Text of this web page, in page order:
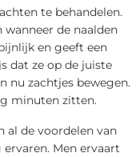
te behandelen.
de naalden
en geeft een
dat ze op de juiste
nu zachtjes bewegen.
minuten zitten.
al de voordelen van
Men ervaart